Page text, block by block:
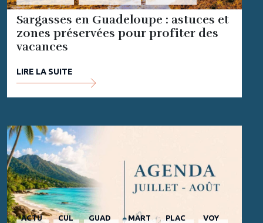
Sargasses en Guadeloupe : astuces et
zones préservées pour profiter des
vacances
LIRE LA SUITE
ACTU
CUL
GUAD
MART
PLAC
VOY